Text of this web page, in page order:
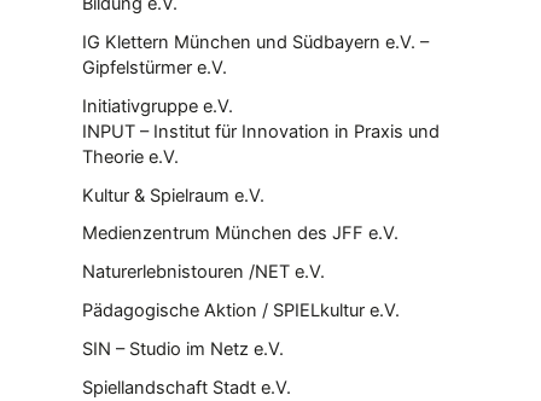
IG Klettern München und Südbayern e.V. –
Gipfelstürmer e.V.
Initiativgruppe e.V.
INPUT – Institut für Innovation in Praxis und
Theorie e.V.
Kultur & Spielraum e.V.
Medienzentrum München des JFF e.V.
Naturerlebnistouren /NET e.V.
Pädagogische Aktion / SPIELkultur e.V.
SIN – Studio im Netz e.V.
Spiellandschaft Stadt e.V.